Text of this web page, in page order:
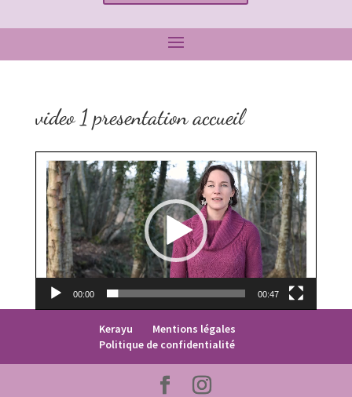
video 1 presentation accueil
Lecteur
vidéo
00:00 00:47
Kerayu
Mentions légales
Politique de confidentialité